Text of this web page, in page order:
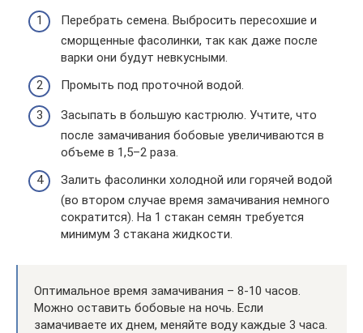
Перебрать семена. Выбросить пересохшие и
сморщенные фасолинки, так как даже после
варки они будут невкусными.
Промыть под проточной водой.
Засыпать в большую кастрюлю. Учтите, что
после замачивания бобовые увеличиваются в
объеме в 1,5–2 раза.
Залить фасолинки холодной или горячей водой
(во втором случае время замачивания немного
сократится). На 1 стакан семян требуется
минимум 3 стакана жидкости.
Оптимальное время замачивания – 8-10 часов.
Можно оставить бобовые на ночь. Если
замачиваете их днем, меняйте воду каждые 3 часа.